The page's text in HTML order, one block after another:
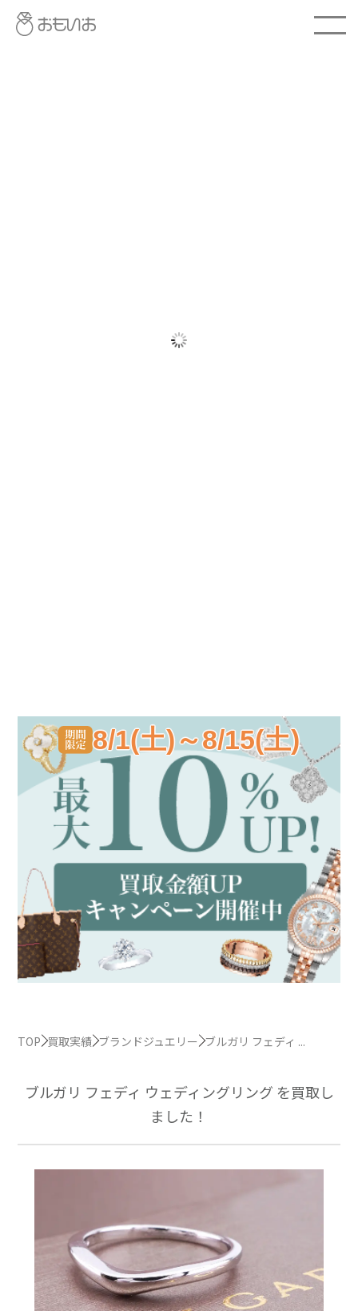
8/1(土)～8/15(土)
TOP 買取実績 ブランドジュエリー ブルガリ フェディ ...
ブルガリ フェディ ウェディングリング を買取し
ました！